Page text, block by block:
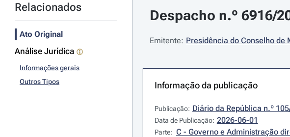
Relacionados
Ato Original
Análise Jurídica
Informações gerais
Outros Tipos
Despacho n.º 6916/
Emitente: Presidência do Conselho de
Informação da publicação
Publicação: Diário da República n.º
Data de Publicação: 2026-06-01
Parte: C - Governo e Administração